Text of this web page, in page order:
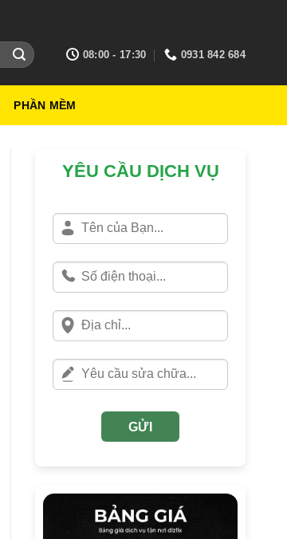
08:00 - 17:30 0931 842 684
PHẦN MỀM
YÊU CẦU DỊCH VỤ
GỬI